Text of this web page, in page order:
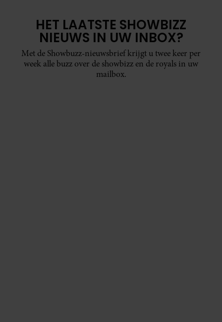
HET LAATSTE SHOWBIZZ
NIEUWS IN UW INBOX?
Met de Showbuzz-nieuwsbrief krijgt u twee keer per
week alle buzz over de showbizz en de royals in uw
mailbox.